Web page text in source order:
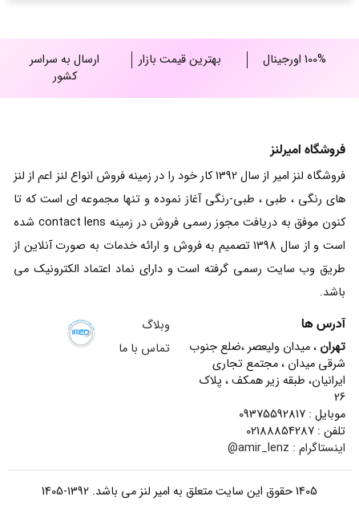
100% اورجینال بهترین قیمت بازار
ارسال به سراسر
کشور
فروشگاه امیرلنز
فروشگاه لنز امیر از سال 1392 کار خود را در زمینه فروش انواع لنز اعم از لنز
های رنگی ، طبی ، طبی-رنگی آغاز نموده و تنها مجموعه ای است که تا
کنون موفق به دریافت مجوز رسمی فروش در زمینه contact lens شده
است و از سال 1398 تصمیم به فروش و ارائه خدمات به صورت آنلاین از
طریق وب سایت رسمی گرفته است و دارای نماد اعتماد الکترونیک می
باشد.
آدرس ها
تهران ، میدان ولیعصر ،ضلع جنوب
شرقی میدان ، مجتمع تجاری
ایرانیان، طبقه زیر همکف ، پلاک
26
موبایل : 09375592817
تلفن : 02188854287
اینستاگرام : amir_lenz@
وبلاگ
تماس با ما
1405 حقوق این سایت متعلق به امیر لنز می باشد. 1392-1405